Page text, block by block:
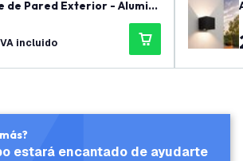
de Pared Exterior - Alumini
incluido
estará encantado de ayudarte